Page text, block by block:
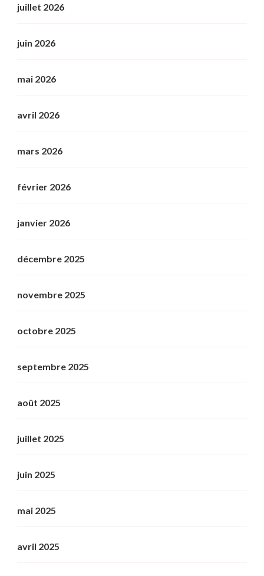
juillet 2026
juin 2026
mai 2026
avril 2026
mars 2026
février 2026
janvier 2026
décembre 2025
novembre 2025
octobre 2025
septembre 2025
août 2025
juillet 2025
juin 2025
mai 2025
avril 2025